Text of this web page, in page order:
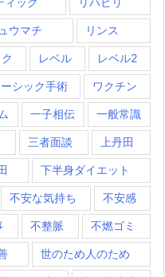
ウマチ リンス
レベル レベル2
シック手術 ワクチン
一子相伝 一般常識
三者面談 上丹田
下半身ダイエット
不安な気持ち 不安感
不整脈 不燃ゴミ
世のため人のため